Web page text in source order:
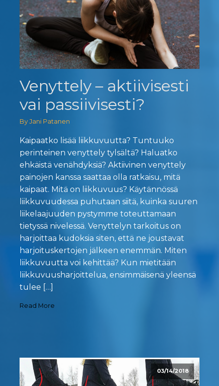
Venyttely – aktiivisesti
vai passiivisesti?
By Jani Patanen
Kaipaatko lisää liikkuvuutta? Tuntuuko
perinteinen venyttely tylsältä? Haluatko
ehkäistä venähdyksiä? Aktiivinen venyttely
painojen kanssa saattaa olla ratkaisu, mitä
kaipaat. Mitä on liikkuvuus? Käytännössä
liikkuvuudessa puhutaan siitä, kuinka suuren
liikelaajuuden pystymme toteuttamaan
tietyssä nivelessä. Venyttelyn tarkoitus on
harjoittaa kudoksia siten, että ne joustavat
harjoituskertojen jälkeen enemmän. Miten
liikkuvuutta voi kehittää? Kun mietitään
liikkuvuusharjoittelua, ensimmäisenä yleensä
tulee […]
Read More
03/14/2018